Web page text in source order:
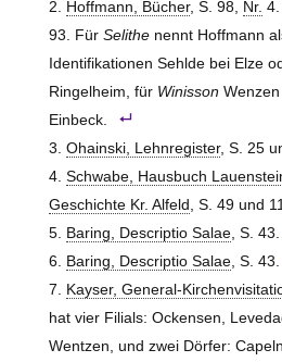
Hoffmann, Bücher, S. 98, Nr.
93. Für Selithenennt Hoffmann
Identifikationen Sehlde bei Elze
Ringelheim, für Winisson
Einbeck.
Ohainski, Lehnregister, S. 25
Schwabe, Hausbuch
Geschichte Kr. Alfeld , S. 49 und
Baring, Descriptio Salae, S. 43.
Baring, Descriptio Salae, S. 43.
Kayser, General-
hat vier Filials: Ockensen,
Wentzen, und zwei Dörfer: